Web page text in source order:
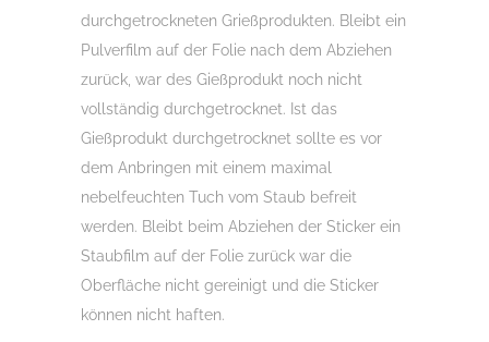
durchgetrockneten Grießprodukten. Bleibt ein
Pulverfilm auf der Folie nach dem Abziehen
zurück, war des Gießprodukt noch nicht
vollständig durchgetrocknet. Ist das
Gießprodukt durchgetrocknet sollte es vor
dem Anbringen mit einem maximal
nebelfeuchten Tuch vom Staub befreit
werden. Bleibt beim Abziehen der Sticker ein
Staubfilm auf der Folie zurück war die
Oberfläche nicht gereinigt und die Sticker
können nicht haften.